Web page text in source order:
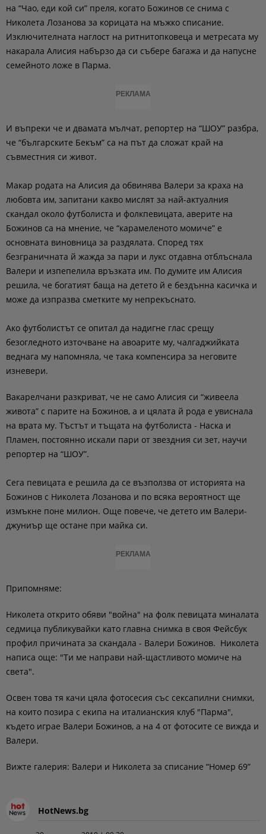
на “Чао, еди кой си” преля, когато Божинов се снима с
Николета Лозанова за корицата на мъжко списание.
Изключителната наглост на ритнитопковеца и метресата му
накарала Алисия набързо да си събере багажа и да напусне
семейното ложе в Парма.
РЕКЛАМА
И въпреки че и двамата мълчат, репортер на “ШОУ” разбра,
че “българските Бекъм” са на път да сложат край на
съвместния си живот.
Макар родата на Алисия да обвинява Валери за краха на
любовта им, запитани какво мислят за най-актуалния
скандал около футболиста и фолкпевицата, аверите на
Божинов са на мнение, че “карамеленото момиче” е
основната виновница за раздялата. Според тях
безграничната й жажда за пари и лукс отдавна отблъснала
Валери и изпепелила връзката им. По думите им Алисия
решила, че богатият баща на детето й е бездънна касичка и
може да изпразва сметките му непрекъснато.
Ако футболистът се опитал да надигне глас срещу
безогледното източване на авоарите му, чалгаджийката
веднага му напомняла, че така компенсира за неговите
изневери.
Вакарелчани разкриват, че не само Алисия си “живеела
живота” с парите на Божинов, а и цялата й рода е увиснала
на врата му. Тъстът и тъщата на футболиста - Наска и
Пламен, постоянно искали пари от звездния си зет, научи
репортер на “ШОУ”.
Сега певицата е решила да се възползва от историята на
Божинов с Николета Лозанова и по всяка вероятност ще
измъкне поне милион. Още повече, че детето им Валери-
джуниър ще остане при майка си.
РЕКЛАМА
Припомняме:
Николета открито обяви "война" на фолк певицата миналата
седмица публикувайки като главна снимка в своя Фейсбук
профил причината за скандала - Валери Божинов. Николета
написа още: "Ти ме направи най-щастливото момиче на
света".
Освен това тя качи цяла фотосесия със сексапилни снимки,
на които позира с екипа на италианския клуб "Парма",
където играе Валери Божинов, а на 4 от фотосите се вижда и
Валери.
Вижте галерия: Валери и Николета за списание “Номер 69”
HotNews.bg